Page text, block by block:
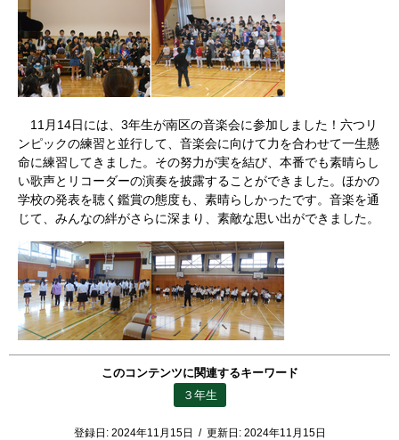
11月14日には、3年生が南区の音楽会に参加しました！六つリ
ンピックの練習と並行して、音楽会に向けて力を合わせて一生懸
命に練習してきました。その努力が実を結び、本番でも素晴らし
い歌声とリコーダーの演奏を披露することができました。ほかの
学校の発表を聴く鑑賞の態度も、素晴らしかったです。音楽を通
じて、みんなの絆がさらに深まり、素敵な思い出ができました。
このコンテンツに関連するキーワード
３年生
登録日: 2024年11月15日 / 更新日: 2024年11月15日